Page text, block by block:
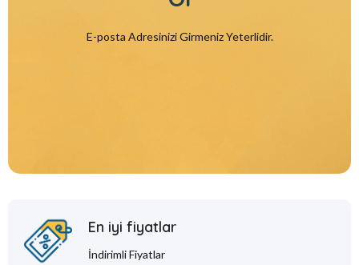
E-posta Adresinizi Girmeniz Yeterlidir.
En iyi fiyatlar
İndirimli Fiyatlar